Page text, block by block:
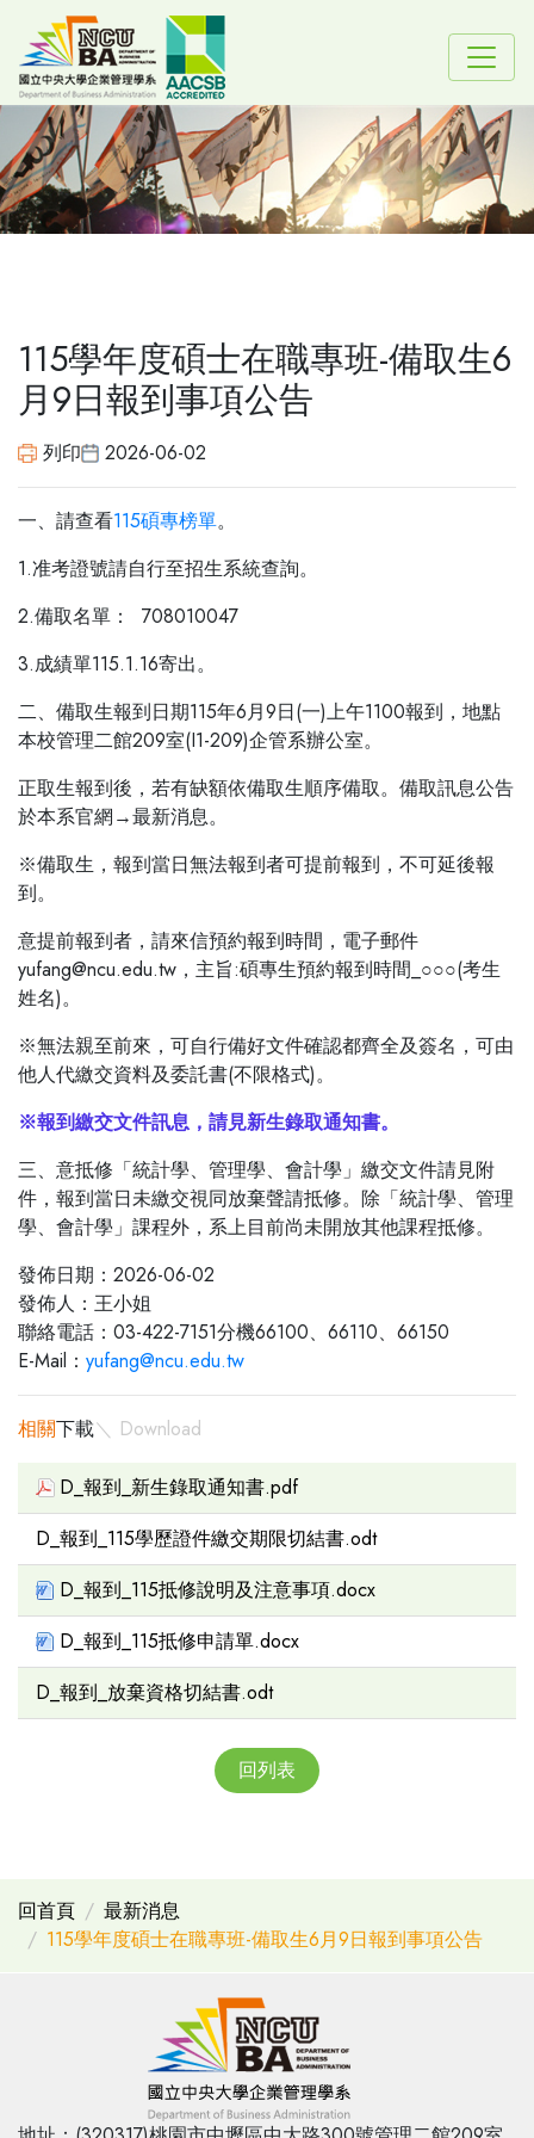
115學年度碩士在職專班-備取生6
月9日報到事項公告
列印 2026-06-02
一、請查看115碩專榜單。
1.准考證號請自行至招生系統查詢。
2.備取名單：
708010047
3.成績單115.1.16寄出。
二、備取生報到日期115年6月9日(一)上午1100報到，地點
本校管理二館209室(I1-209)企管系辦公室。
正取生報到後，若有缺額依備取生順序備取。備取訊息公告
於本系官網→最新消息。
※備取生，報到當日無法報到者可提前報到，不可延後報
到。
意提前報到者，請來信預約報到時間，電子郵件
yufang@ncu.edu.tw， 主旨:碩專生預約報到時間_○○○(考生
姓名)。
※無法親至前來，可自行備好文件確認都齊全及簽名，可由
他人代繳交資料及委託書(不限格式)。
※報到繳交文件訊息，請見新生錄取通知書。
三、意抵修「統計學、管理學、會計學」繳交文件請見附
件，報到當日未繳交視同放棄聲請抵修。除「統計學、管理
學、會計學」課程外，系上目前尚未開放其他課程抵修。
發佈日期：2026-06-02
發佈人：王小姐
聯絡電話：03-422-7151分機66100、66110、66150
E-Mail： yufang@ncu.edu.tw
相關下載＼ Download
D_報到_新生錄取通知書.pdf
D_報到_115學歷證件繳交期限切結書.odt
D_報到_115抵修說明及注意事項.docx
D_報到_115抵修申請單.docx
D_報到_放棄資格切結書.odt
回列表
回首頁
最新消息
115學年度碩士在職專班-備取生6月9日報到事項公告